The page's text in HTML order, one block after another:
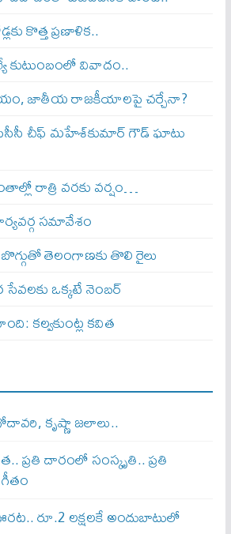
కొత్త ప్రణాళిక..
కుటుంబంలో వివాదం..
జాతీయ రాజకీయాలపై చర్చేనా?
చీఫ్ మహేశ్‌కుమార్ గౌడ్ ఘాటు
రాత్రి వరకు వర్షం…
సమావేశం
తెలంగాణకు తొలి రైలు
సేవలకు ఒక్క‌టే నెంబ‌ర్‌
క‌ల్వ‌కుంట్ల కవిత
కృష్ణా జలాలు..
ప్రతి దారంలో సంస్కృతి.. ప్రతి
రూ.2 లక్షలకే అందుబాటులో